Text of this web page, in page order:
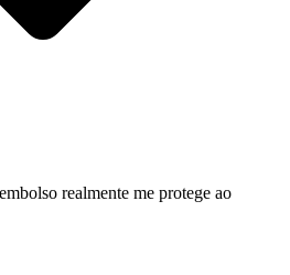
realmente me protege ao